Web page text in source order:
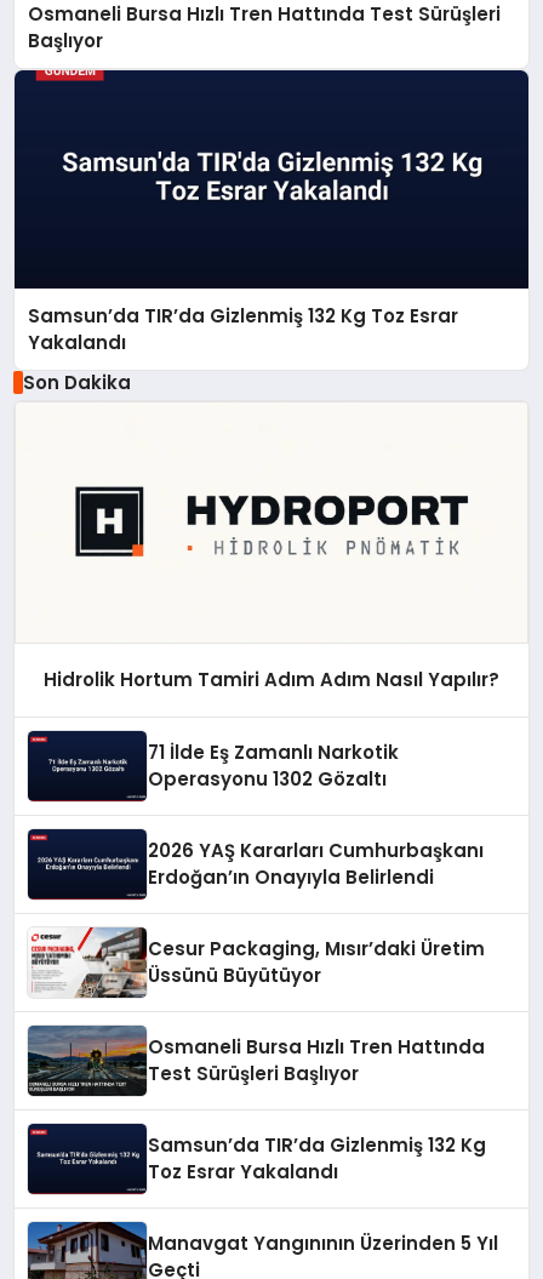
Osmaneli Bursa Hızlı Tren Hattında Test Sürüşleri
Başlıyor
Samsun’da TIR’da Gizlenmiş 132 Kg Toz Esrar
Yakalandı
Son Dakika
Hidrolik Hortum Tamiri Adım Adım Nasıl Yapılır?
71 İlde Eş Zamanlı Narkotik
Operasyonu 1302 Gözaltı
2026 YAŞ Kararları Cumhurbaşkanı
Erdoğan’ın Onayıyla Belirlendi
Cesur Packaging, Mısır’daki Üretim
Üssünü Büyütüyor
Osmaneli Bursa Hızlı Tren Hattında
Test Sürüşleri Başlıyor
Samsun’da TIR’da Gizlenmiş 132 Kg
Toz Esrar Yakalandı
Manavgat Yangınının Üzerinden 5 Yıl
Geçti